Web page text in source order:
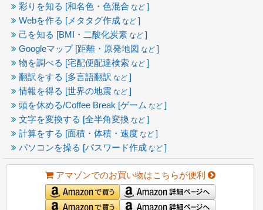
彩りを知る [和名色・色混合 など ]
Webを作る [メタタグ作成 など ]
己を知る [BMI・二酸化炭素 など ]
Googleマップ [距離・原発地図 など ]
物を調べる [宅配便配達検索 など ]
翻訳をする [多言語翻訳 など ]
情報を得る [世界の地震 など ]
頭を休める/Coffee Break [ゲーム など ]
文字を変換する [全半角変換 など ]
計算をする [面積・体積・速度 など ]
パソコンを操る [パスワード作成 など ]
アマゾンでのお買い物はこちらが便利